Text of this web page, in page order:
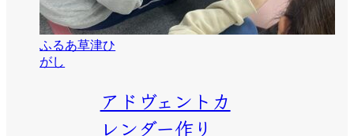
ふるあ草津ひ
がし
アドヴェントカ
レンダー作り